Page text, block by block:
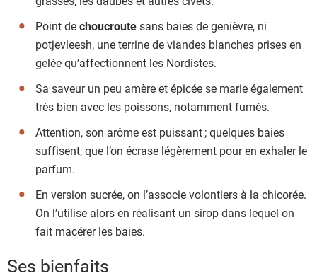
Point dechoucroutesans baies de genièvre, ni
potjevleesh, une terrine de viandes blanches prises en
gelée qu’affectionnent les Nordistes.
Sa saveur un peu amère et épicée se marie également
très bien avec les poissons, notamment fumés.
Attention, son arôme est puissant ; quelques baies
suffisent, que l’on écrase légèrement pour en exhaler le
parfum.
En version sucrée, on l’associe volontiers à la chicorée.
On l’utilise alors en réalisant un sirop dans lequel on
fait macérer les baies.
Ses bienfaits